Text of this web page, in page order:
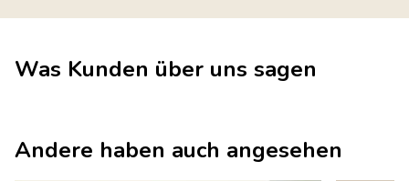
Was Kunden über uns sagen
Andere haben auch angesehen